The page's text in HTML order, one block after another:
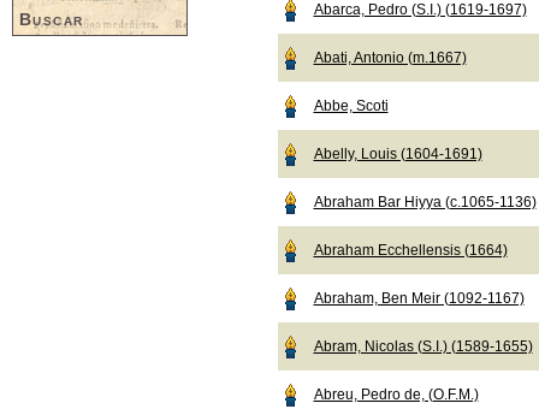
Buscar
Abarca, Pedro (S.I.) (1619-1697)
Abati, Antonio (m.1667)
Abbe, Scoti
Abelly, Louis (1604-1691)
Abraham Bar Hiyya (c.1065-1136)
Abraham Ecchellensis (1664)
Abraham, Ben Meir (1092-1167)
Abram, Nicolas (S.I.) (1589-1655)
Abreu, Pedro de, (O.F.M.)